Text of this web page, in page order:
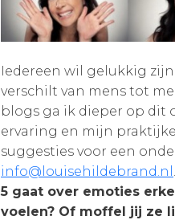
Iedereen wil gelukkig
verschilt van mens tot
blogs ga ik dieper op dit
ervaring en mijn
suggesties voor een
info@louisehildebrand.nl
5 gaat over emoties
voelen? Of moffel jij ze